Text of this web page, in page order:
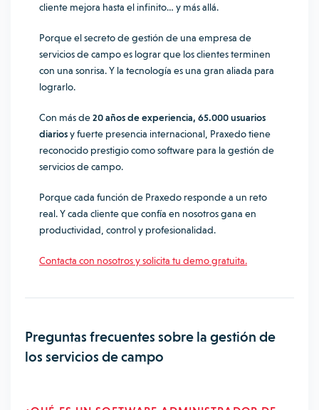
cliente mejora hasta el infinito… y más allá.
Porque el secreto de gestión de una empresa de
servicios de campo es lograr que los clientes terminen
con una sonrisa. Y la tecnología es una gran aliada para
lograrlo.
Con más de20 años de experiencia, 65.000 usuarios
diariosy fuerte presencia internacional, Praxedo tiene
reconocido prestigio comosoftware para la gestión de
servicios de campo.
Porque cada función de Praxedo responde a un reto
real. Y cada cliente que confía en nosotros gana en
productividad, control y profesionalidad.
Contacta con nosotros y solicita tu demo gratuita.
Preguntas frecuentes sobre la gestión de
los servicios de campo